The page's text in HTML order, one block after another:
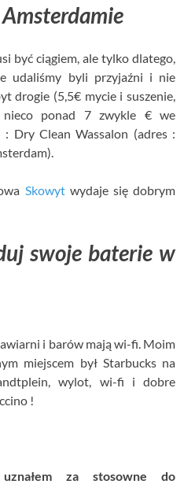
być ciągiem, ale tylko dlatego,
udaliśmy byli przyjaźni i nie
drogie (5,5€ mycie i suszenie,
nieco ponad 7 zwykle € we
: Dry Clean Wassalon (adres :
Skowytwydaje się dobrym
swoje baterie w
i barów mają wi-fi. Moim
miejscem był Starbucks na
wylot, wi-fi i dobre
!
za stosowne do